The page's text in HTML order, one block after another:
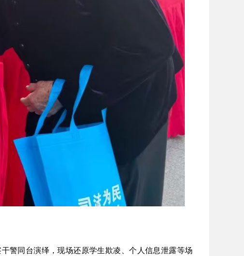
警同台演绎，现场还原学生欺凌、个人信息泄露等场